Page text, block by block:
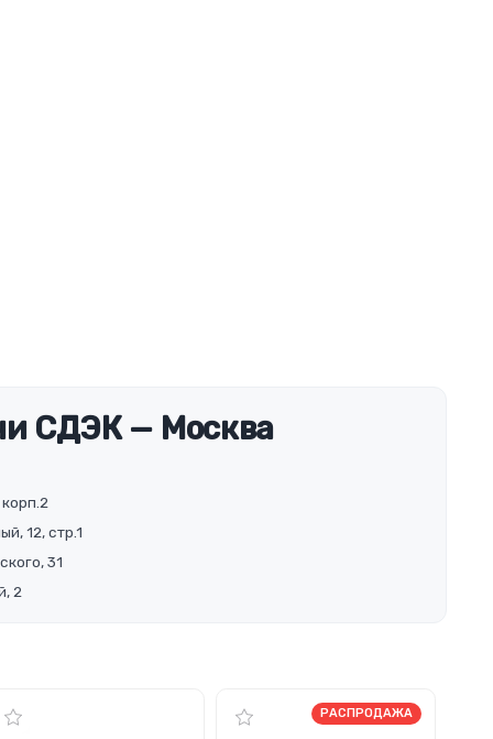
СДЭК — Москва
12, стр.1
31
2
РАСПРОДАЖА